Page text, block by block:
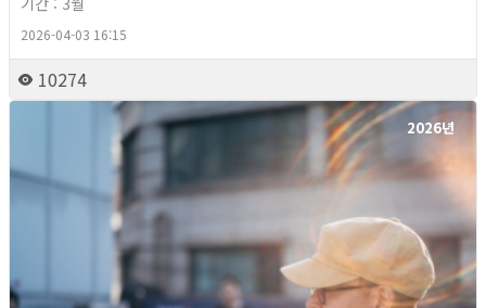
2026-04-03 16:15
10274
2026년